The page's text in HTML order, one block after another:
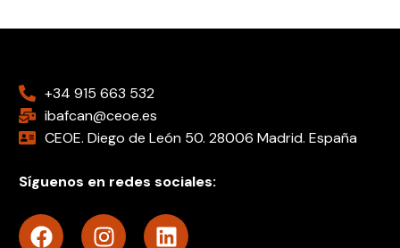
+34 915 663 532
ibafcan@ceoe.es
CEOE. Diego de León 50. 28006 Madrid. España
Síguenos en redes sociales: